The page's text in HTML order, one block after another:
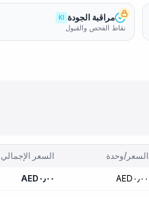
مراقبة الجودة KI
نقاط الفحص والقبول
السعر/وحدة السعر الإجمالي
AED ٠٫٠٠ AED ٠٫٠٠